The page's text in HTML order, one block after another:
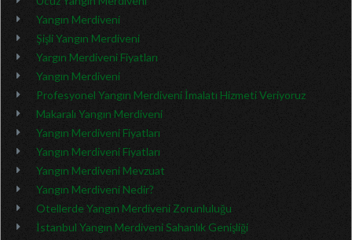
Yangın Merdiveni
Şişli Yangın Merdiveni
Yargın Merdiveni Fiyatları
Yangın Merdiveni
Profesyonel Yangın Merdiveni İmalatı Hizmeti Veriyoruz
Makaralı Yangın Merdiveni
Yangın Merdiveni Fiyatları
Yangın Merdiveni Fiyatları
Yangın Merdiveni Mevzuat
Yangın Merdiveni Nedir?
Otellerde Yangın Merdiveni Zorunluluğu
İstanbul Yangın Merdiveni Sahanlık Genişliği